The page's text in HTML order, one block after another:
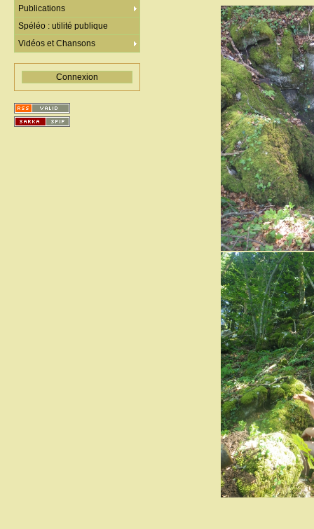
Publications
Spéléo : utilité publique
Vidéos et Chansons
Connexion